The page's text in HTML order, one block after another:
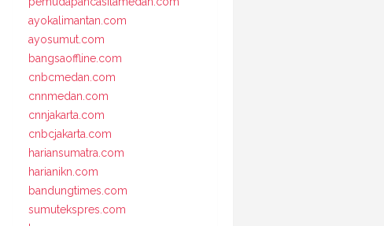
ayokalimantan.com
ayosumut.com
bangsaoffline.com
cnbcmedan.com
cnnmedan.com
cnnjakarta.com
cnbcjakarta.com
hariansumatra.com
harianikn.com
bandungtimes.com
sumutekspres.com